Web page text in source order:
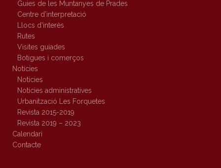
Guies de les Muntanyes de Prades
Centre d’interpretació
Llocs d’interès
Rutes
Visites guiades
Botigues i comerços
Notícies
Notícies
Notícies administratives
Urbanització Les Forquetes
Revista 2015-2019
Revista 2019 – 2023
Calendari
Contacte